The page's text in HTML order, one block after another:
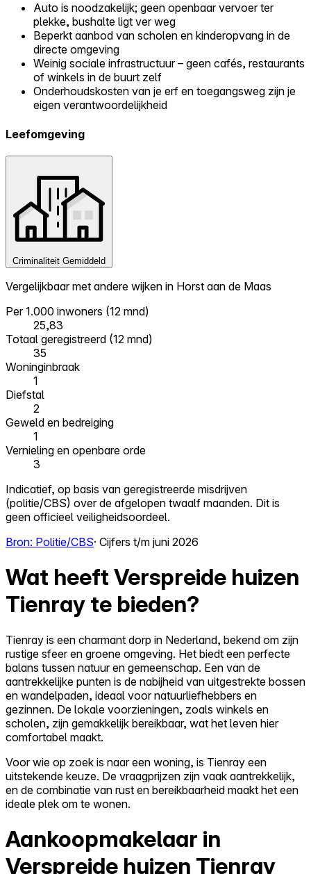
Auto is noodzakelijk; geen openbaar vervoer ter
plekke, bushalte ligt ver weg
Beperkt aanbod van scholen en kinderopvang in de
directe omgeving
Weinig sociale infrastructuur – geen cafés, restaurants
of winkels in de buurt zelf
Onderhoudskosten van je erf en toegangsweg zijn je
eigen verantwoordelijkheid
Leefomgeving
Criminaliteit Gemiddeld
Vergelijkbaar met andere wijken in Horst aan de Maas
Per 1.000 inwoners (12 mnd)
25,83
Totaal geregistreerd (12 mnd)
35
Woninginbraak
1
Diefstal
2
Geweld en bedreiging
1
Vernieling en openbare orde
3
Indicatief, op basis van geregistreerde misdrijven
(politie/CBS) over de afgelopen twaalf maanden. Dit is
geen officieel veiligheidsoordeel.
Bron: Politie/CBS· Cijfers t/m juni 2026
Wat heeft Verspreide huizen
Tienray te bieden?
Tienray is een charmant dorp in Nederland, bekend om zijn
rustige sfeer en groene omgeving. Het biedt een perfecte
balans tussen natuur en gemeenschap. Een van de
aantrekkelijke punten is de nabijheid van uitgestrekte bossen
en wandelpaden, ideaal voor natuurliefhebbers en
gezinnen. De lokale voorzieningen, zoals winkels en
scholen, zijn gemakkelijk bereikbaar, wat het leven hier
comfortabel maakt.
Voor wie op zoek is naar een woning, is Tienray een
uitstekende keuze. De vraagprijzen zijn vaak aantrekkelijk,
en de combinatie van rust en bereikbaarheid maakt het een
ideale plek om te wonen.
Aankoopmakelaar in
Verspreide huizen Tienray